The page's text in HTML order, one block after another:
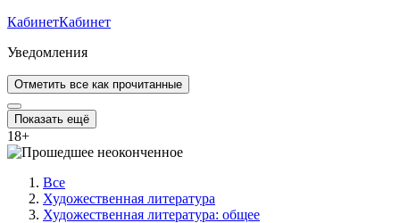
КабинетКабинет
Уведомления
Отметить все как прочитанные
Показать ещё
18+
Все
Художественная литература
Художественная литература: общее